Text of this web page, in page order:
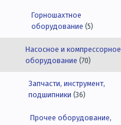
Горношахтное
оборудование (5)
Насосное и компрессорное
оборудование (70)
Запчасти, инструмент,
подшипники (36)
Прочее оборудование,